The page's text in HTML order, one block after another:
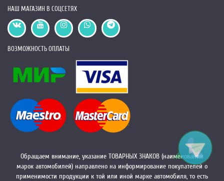
НАШ МАГАЗИН В СОЦСЕТЯХ
ВОЗМОЖНОСТЬ ОПЛАТЫ
Обращаем внимание, указание ТОВАРНЫХ ЗНАКОВ (наименований
марок автомобилей) направлено на информирование покупателей о
применимости продукции к той или иной марке автомобиля, то есть